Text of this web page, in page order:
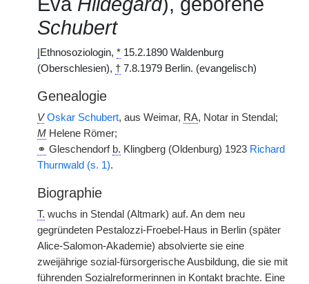
Schubert
Ethnosoziologin, * 15.2.1890 Waldenburg
(Oberschlesien), † 7.8.1979 Berlin. (evangelisch)
Genealogie
V Oskar Schubert, aus Weimar, RA, Notar in Stendal;
M Helene Römer;
⚭ Gleschendorf b. Klingberg (Oldenburg) 1923 Richard
Thurnwald (s. 1).
Biographie
T. wuchs in Stendal (Altmark) auf. An dem neu
gegründeten Pestalozzi-Froebel-Haus in Berlin (später
Alice-Salomon-Akademie) absolvierte sie eine
zweijährige sozial-fürsorgerische Ausbildung, die sie mit
führenden Sozialreformerinnen in Kontakt brachte. Eine